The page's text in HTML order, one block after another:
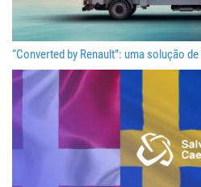
“Converted by Renault”: uma solução